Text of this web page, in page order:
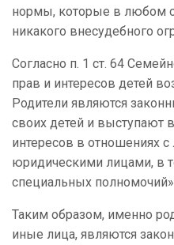
нормы, которые в любом
никакого внесудебного
Согласно п. 1 ст. 64
прав и интересов детей
Родители являются
своих детей и выступают
интересов в отношениях
юридическими лицами, в
специальных
Таким образом, именно
иные лица, являются